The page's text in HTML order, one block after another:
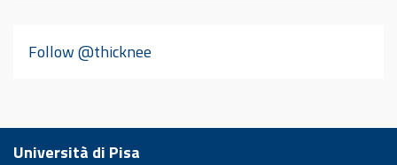
Follow @thicknee
Università di Pisa